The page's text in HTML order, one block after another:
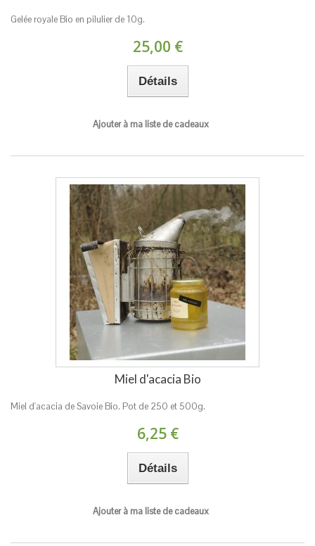
Gelée royale Bio en pilulier de 10g.
25,00 €
Détails
Ajouter à ma liste de cadeaux
Miel d'acacia Bio
Miel d'acacia de Savoie Bio. Pot de 250 et 500g.
6,25 €
Détails
Ajouter à ma liste de cadeaux